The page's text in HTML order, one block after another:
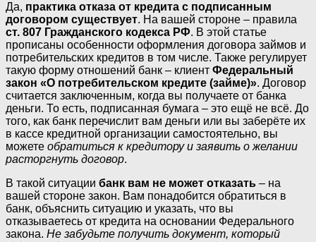
Да, практика отказа от кредита с подписанным
договором существует. На вашей стороне – правила
ст. 807 Гражданского кодекса РФ. В этой статье
прописаны особенности оформления договора займов и
потребительских кредитов в том числе. Также регулирует
такую форму отношений банк – клиент Федеральный
закон «О потребительском кредите (займе)». Договор
считается заключенным, когда вы получаете от банка
деньги. То есть, подписанная бумага – это ещё не всё. До
того, как банк перечислит вам деньги или вы заберёте их
в кассе кредитной организации самостоятельно, вы
можете обратиться к кредитору и заявить о желании
расторгнуть договор.
В такой ситуации банк вам не может отказать – на
вашей стороне закон. Вам понадобится обратиться в
банк, объяснить ситуацию и указать, что вы
отказываетесь от кредита на основании Федерального
закона. Не забудьте получить документ, который